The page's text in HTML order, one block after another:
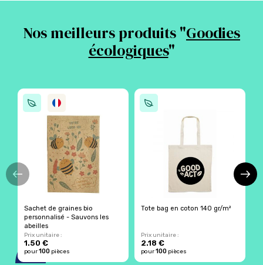
Nos meilleurs produits "Goodies
écologiques"
Sachet de graines bio
personnalisé - Sauvons les
abeilles
Prix unitaire :
1.50 €
pour100 pièces
Tote bag en coton 140 gr/m²
Prix unitaire :
2.18 €
pour100 pièces